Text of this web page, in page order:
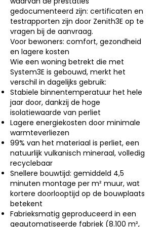
gedocumenteerd zijn: certificaten en
testrapporten zijn door Zenith3E op te
vragen bij de aanvraag.
Voor bewoners: comfort, gezondheid
en lagere kosten
Wie een woning betrekt die met
System3E is gebouwd, merkt het
verschil in dagelijks gebruik:
Stabiele binnentemperatuur het hele
jaar door, dankzij de hoge
isolatiewaarde van perliet
Lagere energiekosten door minimale
warmteverliezen
99% van het materiaal is perliet, een
natuurlijk vulkanisch mineraal, volledig
recyclebaar
Snellere bouwtijd: gemiddeld 4,5
minuten montage per m² muur, wat
kortere doorlooptijd op de bouwplaats
betekent
Fabrieksmatig geproduceerd in een
geautomatiseerde fabriek (8.100 m²,